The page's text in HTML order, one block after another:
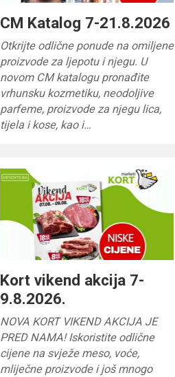
CM Katalog 7-21.8.2026
Otkrijte odlične ponude na omiljene
proizvode za ljepotu i njegu. U
novom CM katalogu pronađite
vrhunsku kozmetiku, neodoljive
parfeme, proizvode za njegu lica,
tijela i kose, kao i…
Kort vikend akcija 7-
9.8.2026.
NOVA KORT VIKEND AKCIJA JE
PRED NAMA! Iskoristite odlične
cijene na svježe meso, voće,
mliječne proizvode i još mnogo